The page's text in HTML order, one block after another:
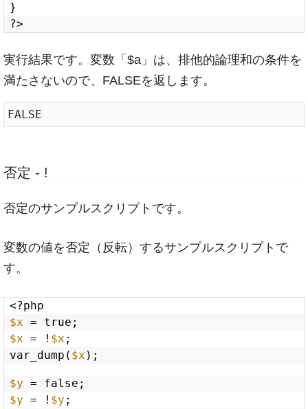
}
?>
実行結果です。変数「$a」は、排他的論理和の条件を
満たさないので、FALSEを返します。
否定 - !
否定のサンプルスクリプトです。
変数の値を否定（反転）するサンプルスクリプトで
す。
<?php
$x = true;
$x = ! $x ;
var_dump( $x );
$y = false;
$y = ! $y ;